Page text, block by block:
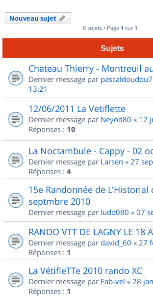
Nouveau sujet
8 sujets • Page 1 sur 1
Sujets
Chateau Thierry - Montreuil
Dernier message par
13:21
12/06/2011 La Vetiflette
Dernier message par Neyod80 « 12
Réponses : 10
La Noctambule - Cappy - 02
Dernier message par Larsen « 27
Réponses : 4
15e Randonnée de L'Historial
septmbre 2010
Dernier message par ludo080 « 07
RANDO VTT DE LAGNY LE 18
Dernier message par david_60 « 27
Réponses : 1
La VétifleTTe 2010 rando XC
Dernier message par Fab-vel « 28
Réponses : 1